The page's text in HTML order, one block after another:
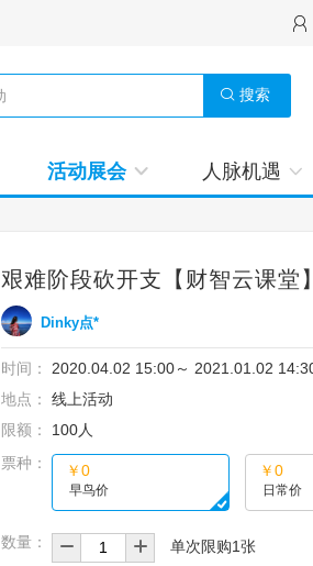
搜索
活动展会 人脉机遇
艰难阶段砍开支【财智云课堂
Dinky点*
时间： 2020.04.02 15:00～ 2021.01.02
地点：
线上活动
限额：
100人
票种：
￥0
早鸟价
￥0
日常价
数量： 单次限购1张